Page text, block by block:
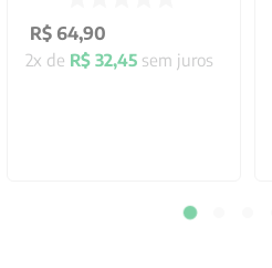
R$ 64,90
2x de R$ 32,45 sem juros